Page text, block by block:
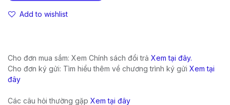
Add to wishlist
Cho đơn mua sắm: Xem Chính sách đổi trả Xem tại đây.
Cho đơn ký gửi: Tìm hiểu thêm về chương trình ký gửi Xem tại
đây
Các câu hỏi thường gặp Xem tại đây